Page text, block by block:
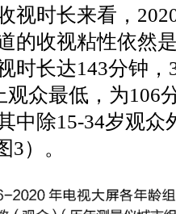
时长来看，2020
的收视粘性依然
时长达143分钟
观众最低，为106
中除15-34岁观众
3）。